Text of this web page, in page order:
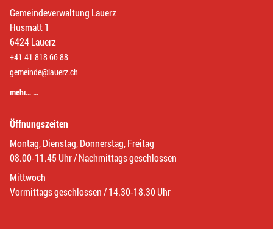
Gemeindeverwaltung Lauerz
Husmatt 1
6424 Lauerz
+41 41 818 66 88
gemeinde@lauerz.ch
mehr… …
Öffnungszeiten
Montag, Dienstag, Donnerstag, Freitag
08.00-11.45 Uhr / Nachmittags geschlossen
Mittwoch
Vormittags geschlossen / 14.30-18.30 Uhr